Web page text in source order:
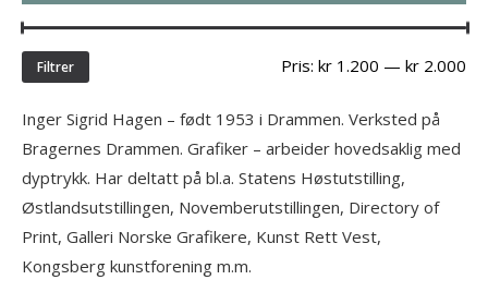
Filtrer Pris: kr 1.200 — kr 2.000
Inger Sigrid Hagen – født 1953 i Drammen. Verksted på
Bragernes Drammen. Grafiker – arbeider hovedsaklig med
dyptrykk. Har deltatt på bl.a. Statens Høstutstilling,
Østlandsutstillingen, Novemberutstillingen, Directory of
Print, Galleri Norske Grafikere, Kunst Rett Vest,
Kongsberg kunstforening m.m.